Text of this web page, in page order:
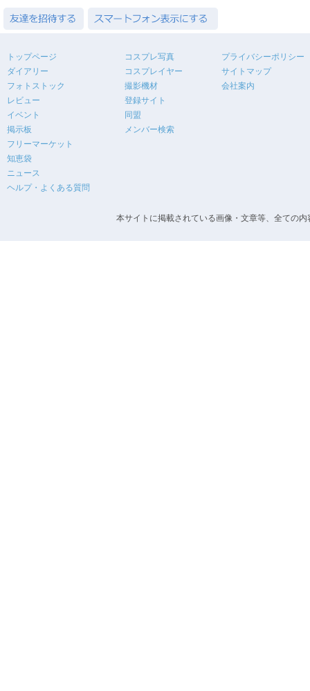
トップページ
ダイアリー
フォトストック
レビュー
イベント
掲示板
フリーマーケット
知恵袋
ニュース
ヘルプ・よくある質問
コスプレ写真
コスプレイヤー
撮影機材
登録サイト
同盟
メンバー検索
プライバシーポリシー
サイトマップ
会社案内
本サイトに掲載されている画像・文章等、全ての